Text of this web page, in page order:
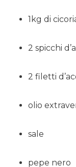
1kg di
2 spicchi
2 filetti
olio
sale
pepe nero